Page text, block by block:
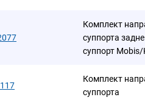
Комплект
суппорта
суппорт
Комплект
суппорта